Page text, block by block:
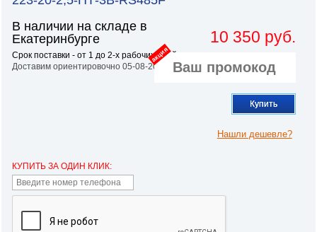
В наличии на складе в
Екатеринбурге
Срок поставки - от 1 до 2-х рабочих дней.
Доставим ориентировочно 05-08-2026
10 350 руб.
акция
Купить
Нашли дешевле?
КУПИТЬ ЗА ОДИН КЛИК: